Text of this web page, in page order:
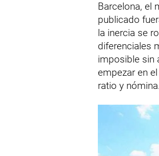
Barcelona, el
publicado
la inercia se
diferenciales
imposible sin
empezar en
ratio y nómina.